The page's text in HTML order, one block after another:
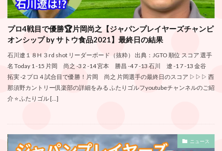
プロ4戦目で優勝🏆片岡尚之【ジャパンプレイヤーズチャンピ
オンシップ by サトウ食品2021】最終日の結果
石川遼１８H ３rd shot リーダーボード（抜粋） 出典：JGTO 順位 スコア 選手
名 Today 1 -15 片岡 尚之 -3 2 -14 宮本 勝昌 -4 7 -13 石川 遼 -1 7 -13 金谷
拓実 -2 プロ４試合目で優勝！片岡 尚之 片岡選手の最終日のスコア ▷▷▷ 西
那須野カントリー倶楽部の詳細をみる ふたりゴルフyoutubeチャンネルのご紹
介 ⭐️ ふたりゴル […]
ニュース